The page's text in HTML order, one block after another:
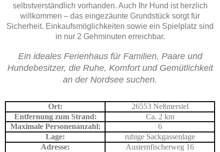
selbstverständlich vorhanden. Auch Ihr Hund ist herzlich
willkommen – das eingezäunte Grundstück sorgt für
Sicherheit. Einkaufsmöglichkeiten sowie ein Spielplatz sind
in nur 2 Gehminuten erreichbar.
Ein ideales Ferienhaus für Familien, Paare und
Hundebesitzer, die Ruhe, Komfort und Gemütlichkeit
an der Nordsee suchen.
Ort:
26553 Neßmersiel
Entfernung zum Strand:
Ca. 2 km
Maximale Personenanzahl:
6
Lage:
ruhige Sackgassenlage
Adresse:
Austernfischerweg 16